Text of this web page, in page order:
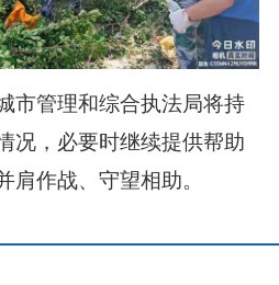
管理和综合执法局将持
况，必要时继续提供帮助
作战、守望相助。